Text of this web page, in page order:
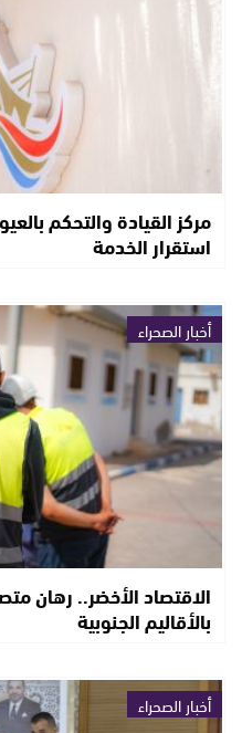
مركز القيادة والتحكم
استقرار الخدمة
أخبار الصحراء
الاقتصاد الأخضر.. رهان
بالأقاليم الجنوبية
أخبار الصحراء